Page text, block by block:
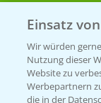
T.+49
KONTAKT
Einsatz
Wir würden
Nutzung dieser
Website zu
Werbepartnern
die in der